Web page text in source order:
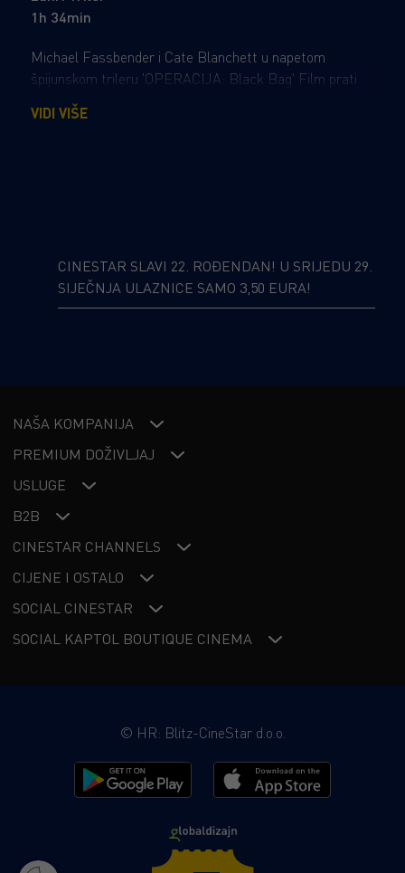
1h 34min
Michael Fassbender i Cate Blanchett u napetom
špijunskom trileru 'OPERACIJA: Black Bag' Film prati
Georgea Woodhousea (Michael Fassbender),
legendarnog obavještajnog agenta kojem je dodijeljeno da
unutar profesionalnih i osobnih odnosa.
VIDI VIŠE
CINESTAR SLAVI 22. ROĐENDAN! U SRIJEDU 29.
SIJEČNJA ULAZNICE SAMO 3,50 EURA!
NAŠA KOMPANIJA
PREMIUM DOŽIVLJAJ
USLUGE
B2B
CINESTAR CHANNELS
CIJENE I OSTALO
SOCIAL CINESTAR
SOCIAL KAPTOL BOUTIQUE CINEMA
© HR: Blitz-CineStar d.o.o.